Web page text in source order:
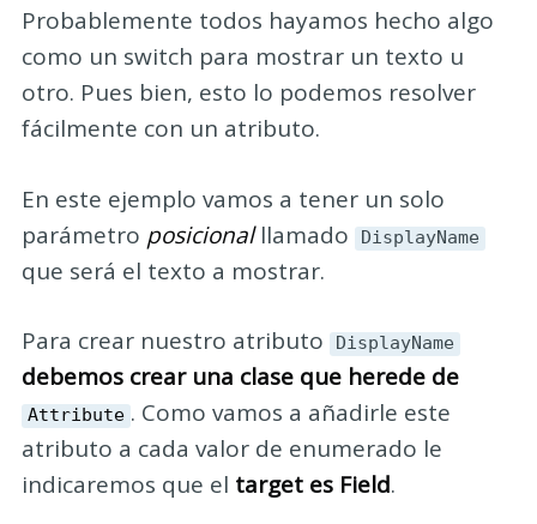
Probablemente todos hayamos hecho algo
como un switch para mostrar un texto u
otro. Pues bien, esto lo podemos resolver
fácilmente con un atributo.
En este ejemplo vamos a tener un solo
parámetro posicionalllamado DisplayName
que será el texto a mostrar.
Para crear nuestro atributo DisplayName
debemos crear una clase que herede de
Attribute . Como vamos a añadirle este
atributo a cada valor de enumerado le
indicaremos que el target es Field.